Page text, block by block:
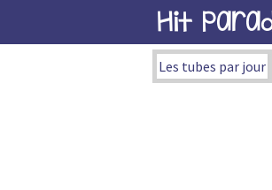
Hit
Les tubes par jour